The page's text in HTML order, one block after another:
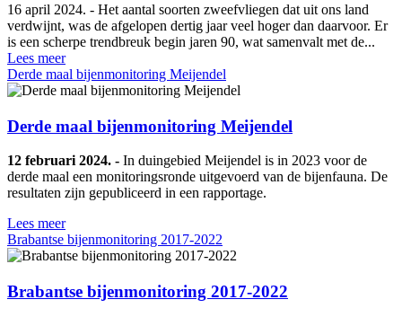
16 april 2024. - Het aantal soorten zweefvliegen dat uit ons land
verdwijnt, was de afgelopen dertig jaar veel hoger dan daarvoor. Er
is een scherpe trendbreuk begin jaren 90, wat samenvalt met de...
Lees meer
Derde maal bijenmonitoring Meijendel
Derde maal bijenmonitoring Meijendel
12 februari 2024. - In duingebied Meijendel is in 2023 voor de
derde maal een monitoringsronde uitgevoerd van de bijenfauna. De
resultaten zijn gepubliceerd in een rapportage.
Lees meer
Brabantse bijenmonitoring 2017-2022
Brabantse bijenmonitoring 2017-2022